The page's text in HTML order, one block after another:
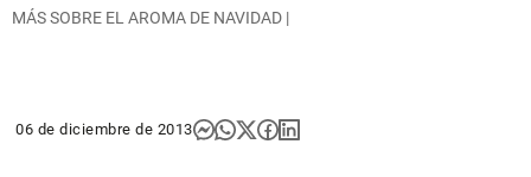
MÁS SOBRE EL AROMA DE NAVIDAD |
06 de diciembre de 2013